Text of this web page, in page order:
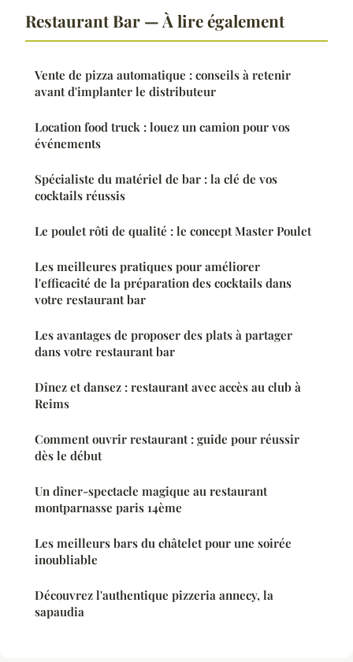
Restaurant Bar — À lire également
Vente de pizza automatique : conseils à retenir
avant d'implanter le distributeur
Location food truck : louez un camion pour vos
événements
Spécialiste du matériel de bar : la clé de vos
cocktails réussis
Le poulet rôti de qualité : le concept Master Poulet
Les meilleures pratiques pour améliorer
l'efficacité de la préparation des cocktails dans
votre restaurant bar
Les avantages de proposer des plats à partager
dans votre restaurant bar
Dînez et dansez : restaurant avec accès au club à
Reims
Comment ouvrir restaurant : guide pour réussir
dès le début
Un dîner-spectacle magique au restaurant
montparnasse paris 14ème
Les meilleurs bars du châtelet pour une soirée
inoubliable
Découvrez l'authentique pizzeria annecy, la
sapaudia